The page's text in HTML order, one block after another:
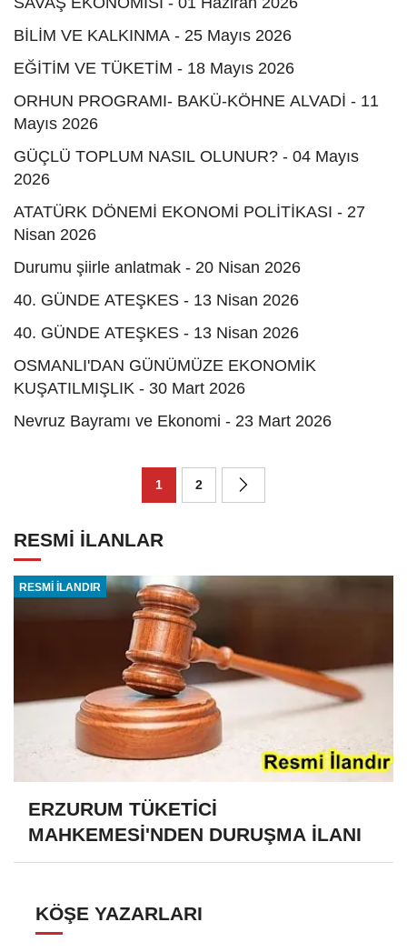
BİLİM VE KALKINMA - 25 Mayıs 2026
EĞİTİM VE TÜKETİM - 18 Mayıs 2026
ORHUN PROGRAMI- BAKÜ-KÖHNE ALVADİ - 11
Mayıs 2026
GÜÇLÜ TOPLUM NASIL OLUNUR? - 04 Mayıs
2026
ATATÜRK DÖNEMİ EKONOMİ POLİTİKASI - 27
Nisan 2026
Durumu şiirle anlatmak - 20 Nisan 2026
40. GÜNDE ATEŞKES - 13 Nisan 2026
40. GÜNDE ATEŞKES - 13 Nisan 2026
OSMANLI'DAN GÜNÜMÜZE EKONOMİK
KUŞATILMIŞLIK - 30 Mart 2026
Nevruz Bayramı ve Ekonomi - 23 Mart 2026
1 2
RESMİ İLANLAR
RESMİ İLANDIR
ERZURUM TÜKETİCİ
MAHKEMESİ'NDEN DURUŞMA İLANI
KÖŞE YAZARLARI